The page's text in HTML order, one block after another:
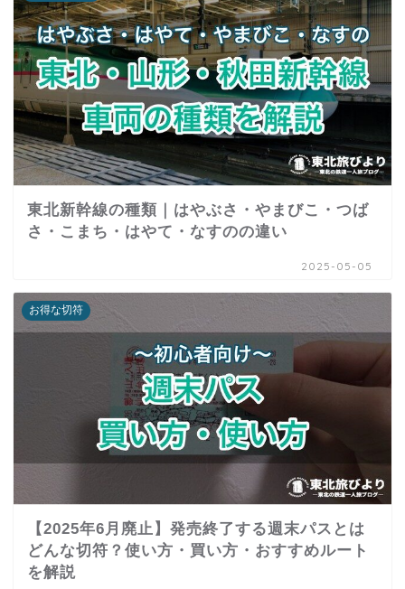
東北新幹線の種類｜はやぶさ・やまびこ・つば
さ・こまち・はやて・なすのの違い
2025-05-05
お得な切符
【2025年6月廃止】発売終了する週末パスとは
どんな切符？使い方・買い方・おすすめルート
を解説